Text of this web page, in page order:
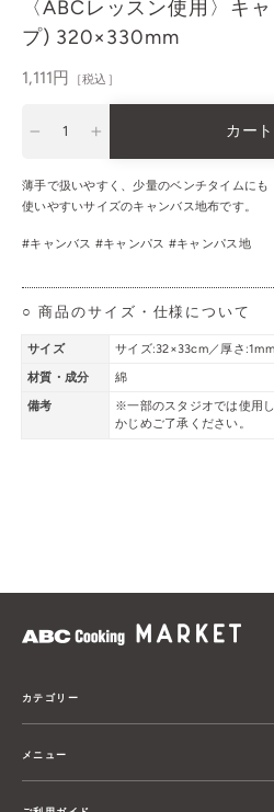
〈ABCレッスン使用〉キ
プ) 320×330mm
通
格
1,111円 ［税込］
カー
薄手で扱いやすく、少量のベンチタイムにも
使いやすいサイズのキャンバス地布です。
#キャンバス #キャンパス #キャンパス地
○ 商品のサイズ・仕様について
サイズ
サイズ:32×33cm／厚さ:1mm
材質・成分
綿
備考
※一部のスタジオでは使用
かじめご了承ください。
カテゴリー
メニュー